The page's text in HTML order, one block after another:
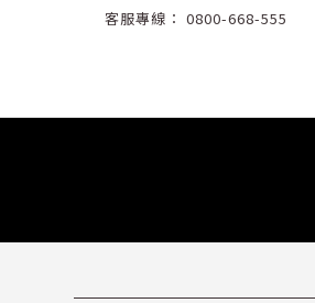
客服專線： 0800-668-555